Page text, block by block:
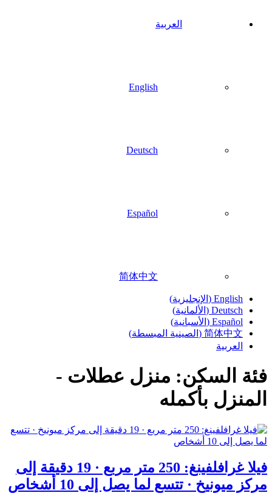
العربية
English
Deutsch
Español
简体中文
English
( الإنجليزية)
Deutsch
( الألمانية)
Español
( الأسبانية)
简体中文
( الصينية المبسطة)
العربية
فئة السكن: منزل عطلات -
المنزل بأكمله
فيلا غرافلفينغ: 250 متر مربع · 19 دقيقة إلى
مركز ميونيخ · تتسع لما يصل إلى 10 أشخاص